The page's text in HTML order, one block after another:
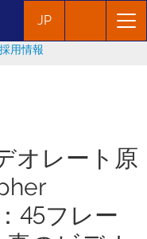
JP
採用情報
オレート原
45フレー